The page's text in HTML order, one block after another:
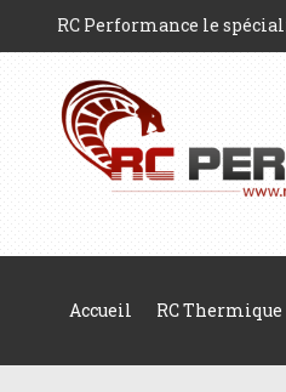
RC Performance le
Accueil RC Thermique